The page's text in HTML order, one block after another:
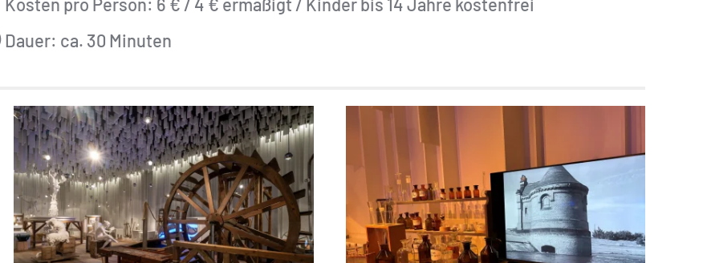
Kosten pro Person: 6 € / 4 € ermäßigt / Kinder bis 14 Jahre kostenfrei
Dauer: ca. 30 Minuten